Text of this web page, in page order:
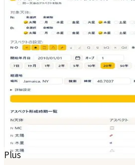
Plus